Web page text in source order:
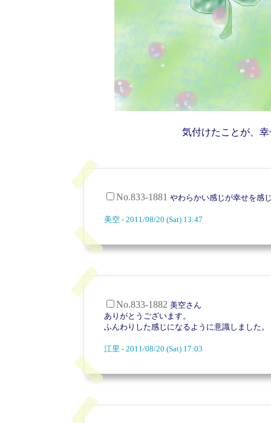
気付けたことが、
No.833-1881 やわらかい感じが幸せを感
美空 - 2011/08/20 (Sat) 13:47
No.833-1882 美空さん
ありがとうございます。
ふんわりした感じになるように意識しました。
江里 - 2011/08/20 (Sat) 17:03